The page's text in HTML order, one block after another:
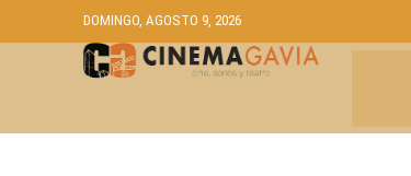
DOMINGO, AGOSTO 9, 2026